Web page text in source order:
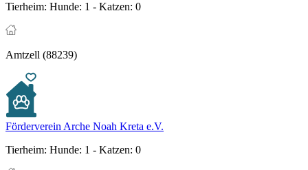
Tierheim: Hunde: 1 - Katzen: 0
Amtzell (88239)
Förderverein Arche Noah Kreta e.V.
Tierheim: Hunde: 1 - Katzen: 0